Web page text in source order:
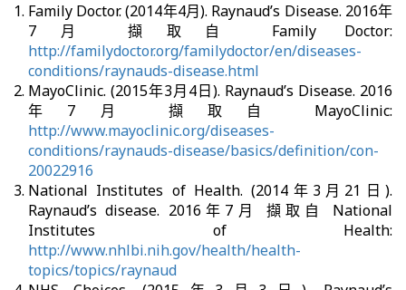
Family Doctor. (2014年4月). Raynaud’s Disease. 2016年
7月 擷取自 Family Doctor:
http://familydoctor.org/familydoctor/en/diseases-
conditions/raynauds-disease.html
MayoClinic. (2015年3月4日). Raynaud’s Disease. 2016
年7月 擷取自 MayoClinic:
http://www.mayoclinic.org/diseases-
conditions/raynauds-disease/basics/definition/con-
20022916
National Institutes of Health. (2014年3月21日).
Raynaud’s disease. 2016年7月 擷取自 National
Institutes of Health:
http://www.nhlbi.nih.gov/health/health-
topics/topics/raynaud